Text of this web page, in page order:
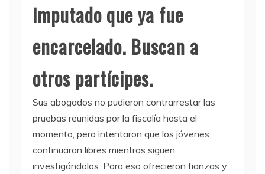
imputado que ya fue
encarcelado. Buscan a
otros partícipes.
Sus abogados no pudieron contrarrestar las
pruebas reunidas por la fiscalía hasta el
momento, pero intentaron que los jóvenes
continuaran libres mientras siguen
investigándolos. Para eso ofrecieron fianzas y